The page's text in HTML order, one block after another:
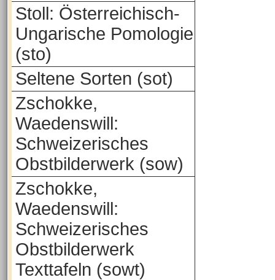
Stoll: Österreichisch-
Ungarische Pomologie
(sto)
Seltene Sorten (sot)
Zschokke,
Waedenswill:
Schweizerisches
Obstbilderwerk (sow)
Zschokke,
Waedenswill:
Schweizerisches
Obstbilderwerk
Texttafeln (sowt)